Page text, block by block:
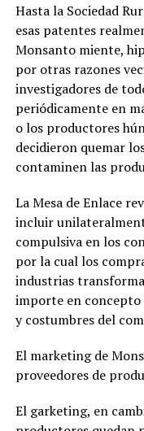
Hasta la Sociedad
esas patentes
Monsanto miente,
por otras razones
investigadores de
periódicamente en
o los productores
decidieron quemar
contaminen las
La Mesa de Enlace
incluir
compulsiva en los
por la cual los
industrias
importe en concepto
y costumbres del
El marketing de
proveedores de
El garketing, en